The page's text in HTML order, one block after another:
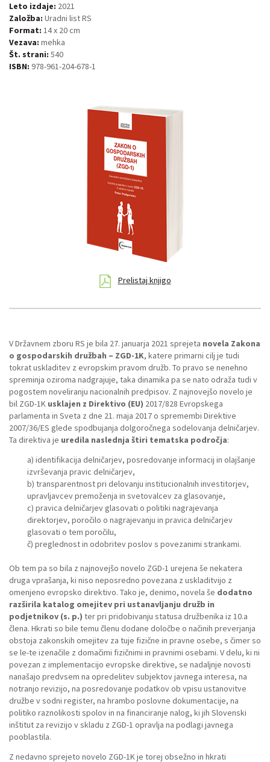
Leto izdaje: 2021
Založba: Uradni list RS
Format: 14 x 20 cm
Vezava: mehka
Št. strani: 540
ISBN: 978-961-204-678-1
Prelistaj knjigo
V Državnem zboru RS je bila 27. januarja 2021 sprejeta novela Zakona
o gospodarskih družbah – ZGD-1K, katere primarni cilj je tudi
tokrat uskladitev z evropskim pravom družb. To pravo se nenehno
spreminja oziroma nadgrajuje, taka dinamika pa se nato odraža tudi v
pogostem noveliranju nacionalnih predpisov. Z najnovejšo novelo je
bil ZGD-1K usklajen z Direktivo (EU) 2017/828 Evropskega
parlamenta in Sveta z dne 21. maja 2017 o spremembi Direktive
2007/36/ES glede spodbujanja dolgoročnega sodelovanja delničarjev.
Ta direktiva je uredila naslednja štiri tematska področja:
a) identifikacija delničarjev, posredovanje informacij in olajšanje
izvrševanja pravic delničarjev,
b) transparentnost pri delovanju institucionalnih investitorjev,
upravljavcev premoženja in svetovalcev za glasovanje,
c) pravica delničarjev glasovati o politiki nagrajevanja
direktorjev, poročilo o nagrajevanju in pravica delničarjev
glasovati o tem poročilu,
č) preglednost in odobritev poslov s povezanimi strankami.
Ob tem pa so bila z najnovejšo novelo ZGD-1 urejena še nekatera
druga vprašanja, ki niso neposredno povezana z uskladitvijo z
omenjeno evropsko direktivo. Tako je, denimo, novela še dodatno
razširila katalog omejitev pri ustanavljanju družb in
podjetnikov (s. p.) ter pri pridobivanju statusa družbenika iz 10.a
člena. Hkrati so bile temu členu dodane določbe o načinih preverjanja
obstoja zakonskih omejitev za tuje fizične in pravne osebe, s čimer so
se le-te izenačile z domačimi fizičnimi in pravnimi osebami. V delu, ki ni
povezan z implementacijo evropske direktive, se nadaljnje novosti
nanašajo predvsem na opredelitev subjektov javnega interesa, na
notranjo revizijo, na posredovanje podatkov ob vpisu ustanovitve
družbe v sodni register, na hrambo poslovne dokumentacije, na
politiko raznolikosti spolov in na financiranje nalog, ki jih Slovenski
inštitut za revizijo v skladu z ZGD-1 opravlja na podlagi javnega
pooblastila.
Z nedavno sprejeto novelo ZGD-1K je torej obsežno in hkrati